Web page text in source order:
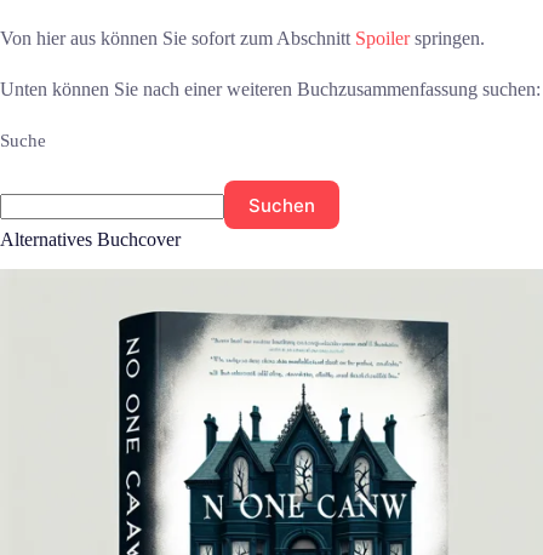
Von hier aus können Sie sofort zum Abschnitt Spoilerspringen.
Unten können Sie nach einer weiteren Buchzusammenfassung suchen:
Suche
Suchen
Alternatives Buchcover